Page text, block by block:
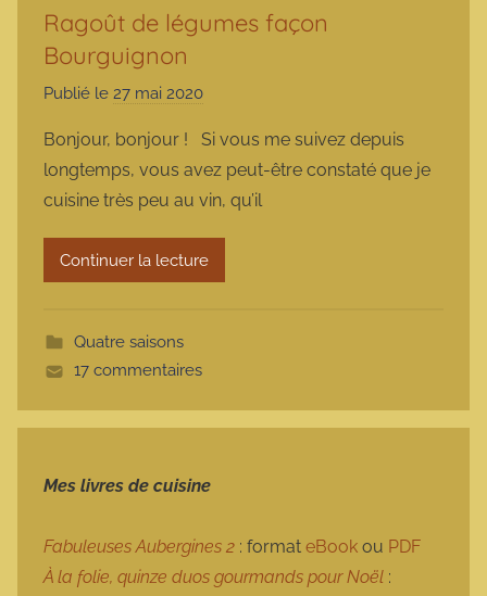
Ragoût de légumes façon
Bourguignon
Publié le 27 mai 2020
r
m
a
r
m
Bonjour, bonjour ! Si vous me suivez depuis
longtemps, vous avez peut-être constaté que je
cuisine très peu au vin, qu’il
Continuer la lecture
Quatre saisons
17 commentaires
Mes livres de cuisine
Fabuleuses Aubergines 2 : format eBook ou PDF
À la folie, quinze duos gourmands pour Noël :